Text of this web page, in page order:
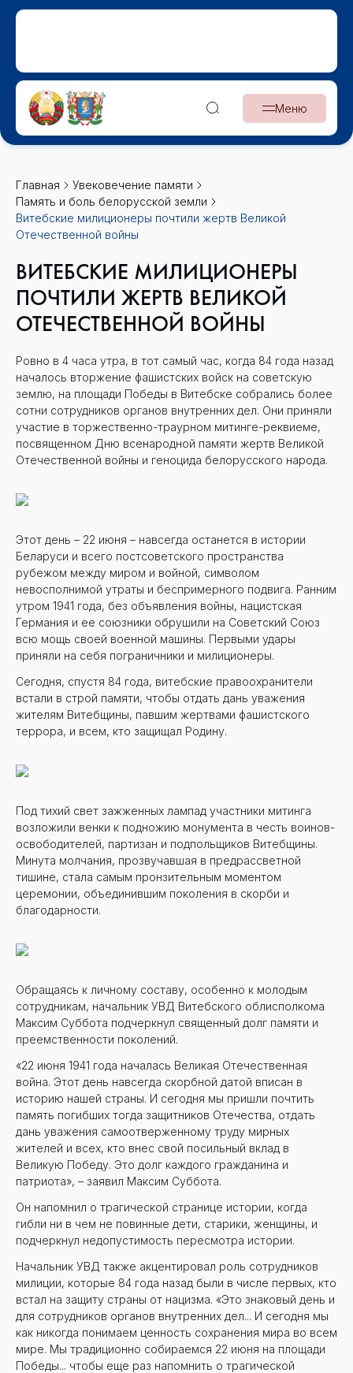
Меню
Главная
Увековечение памяти
Память и боль белорусской земли
Витебские милиционеры почтили жертв Великой
Отечественной войны
ВИТЕБСКИЕ МИЛИЦИОНЕРЫ
ПОЧТИЛИ ЖЕРТВ ВЕЛИКОЙ
ОТЕЧЕСТВЕННОЙ ВОЙНЫ
Ровно в 4 часа утра, в тот самый час, когда 84 года назад
началось вторжение фашистских войск на советскую
землю, на площади Победы в Витебске собрались более
сотни сотрудников органов внутренних дел. Они приняли
участие в торжественно-траурном митинге-реквиеме,
посвященном Дню всенародной памяти жертв Великой
Отечественной войны и геноцида белорусского народа.
Этот день – 22 июня – навсегда останется в истории
Беларуси и всего постсоветского пространства
рубежом между миром и войной, символом
невосполнимой утраты и беспримерного подвига. Ранним
утром 1941 года, без объявления войны, нацистская
Германия и ее союзники обрушили на Советский Союз
всю мощь своей военной машины. Первыми удары
приняли на себя пограничники и милиционеры.
Сегодня, спустя 84 года, витебские правоохранители
встали в строй памяти, чтобы отдать дань уважения
жителям Витебщины, павшим жертвами фашистского
террора, и всем, кто защищал Родину.
Под тихий свет зажженных лампад участники митинга
возложили венки к подножию монумента в честь воинов-
освободителей, партизан и подпольщиков Витебщины.
Минута молчания, прозвучавшая в предрассветной
тишине, стала самым пронзительным моментом
церемонии, объединившим поколения в скорби и
благодарности.
Обращаясь к личному составу, особенно к молодым
сотрудникам, начальник УВД Витебского облисполкома
Максим Суббота подчеркнул священный долг памяти и
преемственности поколений.
«22 июня 1941 года началась Великая Отечественная
война. Этот день навсегда скорбной датой вписан в
историю нашей страны. И сегодня мы пришли почтить
память погибших тогда защитников Отечества, отдать
дань уважения самоотверженному труду мирных
жителей и всех, кто внес свой посильный вклад в
Великую Победу. Это долг каждого гражданина и
патриота», – заявил Максим Суббота.
Он напомнил о трагической странице истории, когда
гибли ни в чем не повинные дети, старики, женщины, и
подчеркнул недопустимость пересмотра истории.
Начальник УВД также акцентировал роль сотрудников
милиции, которые 84 года назад были в числе первых, кто
встал на защиту страны от нацизма. «Это знаковый день и
для сотрудников органов внутренних дел... И сегодня мы
как никогда понимаем ценность сохранения мира во всем
мире. Мы традиционно собираемся 22 июня на площади
Победы... чтобы еще раз напомнить о трагической